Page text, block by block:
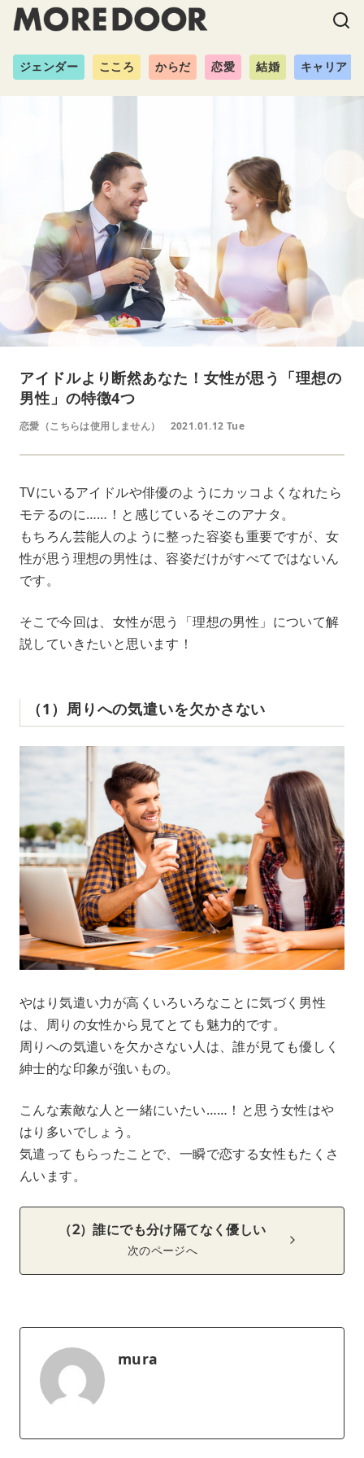
ジェンダー こころ からだ 恋愛 結婚 キャリア
アイドルより断然あなた！女性が思う「理想の
男性」の特徴4つ
恋愛（こちらは使用しません） 2021.01.12 Tue
TVにいるアイドルや俳優のようにカッコよくなれたら
モテるのに……！と感じているそこのアナタ。
もちろん芸能人のように整った容姿も重要ですが、女
性が思う理想の男性は、容姿だけがすべてではないん
です。
そこで今回は、女性が思う「理想の男性」について解
説していきたいと思います！
（1）周りへの気遣いを欠かさない
やはり気遣い力が高くいろいろなことに気づく男性
は、周りの女性から見てとても魅力的です。
周りへの気遣いを欠かさない人は、誰が見ても優しく
紳士的な印象が強いもの。
こんな素敵な人と一緒にいたい……！と思う女性はや
はり多いでしょう。
気遣ってもらったことで、一瞬で恋する女性もたくさ
んいます。
（2）誰にでも分け隔てなく優しい
次のページへ
mura